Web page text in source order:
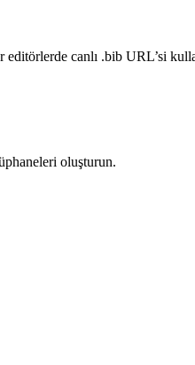
canlı .bib URL’si
oluşturun.